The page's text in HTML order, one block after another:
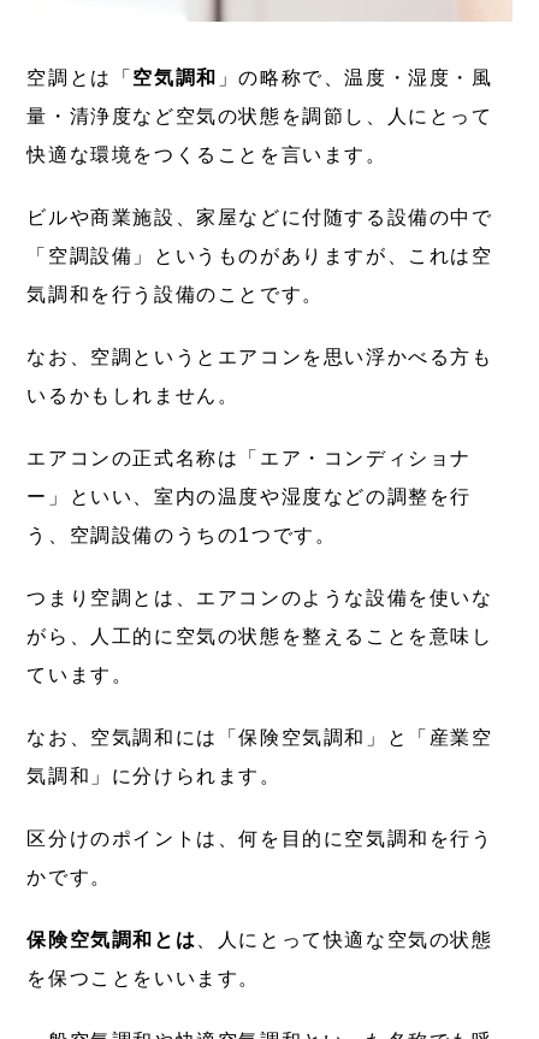
空調とは「 空気調和 」の略称で、温度・湿度・風
量・清浄度など空気の状態を調節し、人にとって
快適な環境をつくることを言います。
ビルや商業施設、家屋などに付随する設備の中で
「空調設備」というものがありますが、これは 空
気調和を行う設備のことです。
なお、空調というとエアコンを思い浮かべる方も
いるかもしれません。
エアコンの正式名称は「エア・コンディショナ
ー」といい、室内の温度や湿度などの調整を行
う、空調設備のうちの1つです。
つまり空調とは、エアコンのような設備を使いな
がら、人工的に空気の状態を整えることを意味し
ています。
なお、空気調和には「保険空気調和」と「産業空
気調和」に分けられます。
区分けのポイントは、何を目的に空気調和を行う
かです。
保険空気調和とは
、人にとって快適な空気の状態
を保つことをいいます。